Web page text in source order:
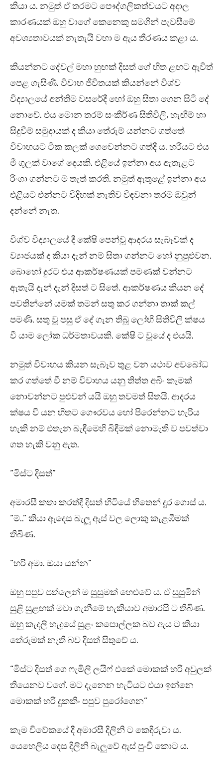
කියා ය. නමුත් ඒ තරමට පෞද්ගලිකත්වයට අදාල
කාරණයක් ඔහු වාගේ කෙනෙකු සමගින් පැවසීමේ
අවශ්‍යතාවයක් නැතැයි වහා ම ඇය තීරණය කළා ය.
කියන්නට දේවල් මහා හුඟක් දිසත් ගේ හිත ළඟට ඇවිත්
පෙළ ගැසිණි. විවාහ ජීවිතයක් කියන්නේ විශ්ව
විද්‍යාලයේ අන්තිම වසරේදී හෝ ඔහු සිතා ගෙන සිටි දේ
නොවේ. එය මොන තරම් සංකීර්ණ සිතිවිලි, හැඟීම් හා
සිදුවීම් සමුදායක් ද කියා තේරුම් යන්නට ගත්තේ
විවාහයට ටික කලක් ගෙවෙන්නට ගත්දී ය. හරියට එය
මී ගුලක් වාගේ දෙයකි. එළියේ ඉන්නා අය ඇතැළට
රිංගා ගන්නට ම තැත් කරති. නමුත් ඇතුළේ ඉන්නා අය
එළියට එන්නට විදිහක් නැතිව විඳවනා තරම ඔවුන්
දන්නේ නැත.
විශ්ව විද්‍යාලයේ දී කේෂි පෙන්වූ ආදරය සැබෑවක් ද
ව්‍යාජයක් ද කියා දැන් නම් සිතා ගන්නට හෝ නුපුළුවන.
බොහෝ දුරට එය ආකර්ෂණයක් පමණක් වන්නට
ඇතැයි දැන් දැන් දිසත් ට සිතේ. ආකර්ෂණය කියන දේ
පවතින්නේ යමක් තමන් සතු කර ගන්නා තාක් කල්
පමණි. සතු වූ පසු ඒ දේ ගැන තිබූ ලෝභී සිතිවිලි ක්ෂය
වී යාම ලෝක ධර්මතාවයකි. කේෂි ට වූයේ ද එයයි.
නමුත් විවාහය කියන සැබෑව තුළ වන යථාව අවබෝධ
කර ගත්තේ වී නම් විවාහය යනු තිත්ත අබිං කෑමක්
නොවන්නට පුළුවන් යයි ඔහු තවමත් සිතයි. ආදරය
ක්ෂය වී යන හිතට ගෞරවය හෝ පිරෙන්නට හැරිය
හැකි නම් එතැන බැඳීමෙහි බිඳීමක් නොමැති ව පවත්වා
ගත හැකි වනු ඇත.
“මිස්ට දිසත්”
අමාරසී කතා කරත්දී දිසත් හිටියේ හිතෙන් දුර ගොස් ය.
“ම්..” කියා ඇදෙස බැලූ ඇස් වල ලොකු කැළඹීමක්
තිබිණ.
“හරි අමා. ඔයා යන්න”
ඔහු පපුව පත්ලෙන් ම සුසුමක් හෙළුවේ ය. ඒ සුසුමින්
සුළි සුළඟක් මවා ගැනීමේ හැකියාව අමාරසී ට තිබිණ.
ඔහු කැදලි හැදූයේ සුළං කපොල්ලක බව ඇය ට කියා
තේරුමක් නැති බව දිසත් සිතුවේ ය.
“මිස්ට දිසත් ගෙ ෆැමිලි ලයිෆ් එකේ මොකක් හරි අවුලක්
තියෙනව වගේ. මට දැනෙන හැටියට එයා ඉන්නෙ
මොකක් හරි දුකකිං පපුව පුරෝගෙන”
කෑම විවේකයේ දී අමාරසී දිලිනි ට කෙඳිරුවා ය.
යෙහෙලිය දෙස දිලිනි බැලුවේ ඇස් පුංචි කොට ය.